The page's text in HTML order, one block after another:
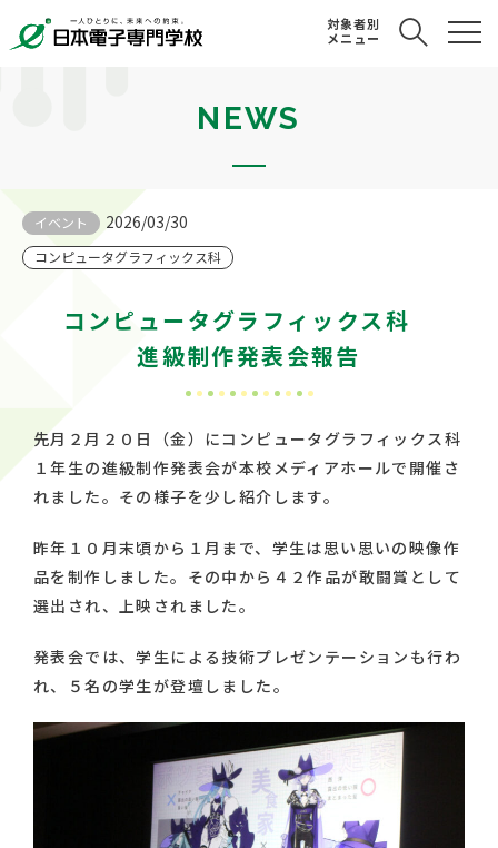
対象者別
メニュー
NEWS
イベント 2026/03/30
コンピュータグラフィックス科
コンピュータグラフィックス科
進級制作発表会報告
先月２月２０日（金）にコンピュータグラフィックス科
１年生の進級制作発表会が本校メディアホールで開催さ
れました。その様子を少し紹介します。
昨年１０月末頃から１月まで、学生は思い思いの映像作
品を制作しました。その中から４２作品が敢闘賞として
選出され、上映されました。
発表会では、学生による技術プレゼンテーションも行わ
れ、５名の学生が登壇しました。